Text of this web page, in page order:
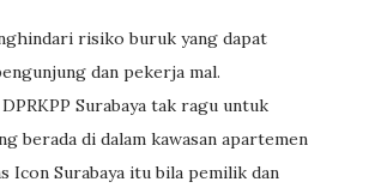
risiko buruk yang dapat
dan pekerja mal.
Surabaya tak ragu untuk
berada di dalam kawasan apartemen
Icon Surabaya itu bila pemilik dan